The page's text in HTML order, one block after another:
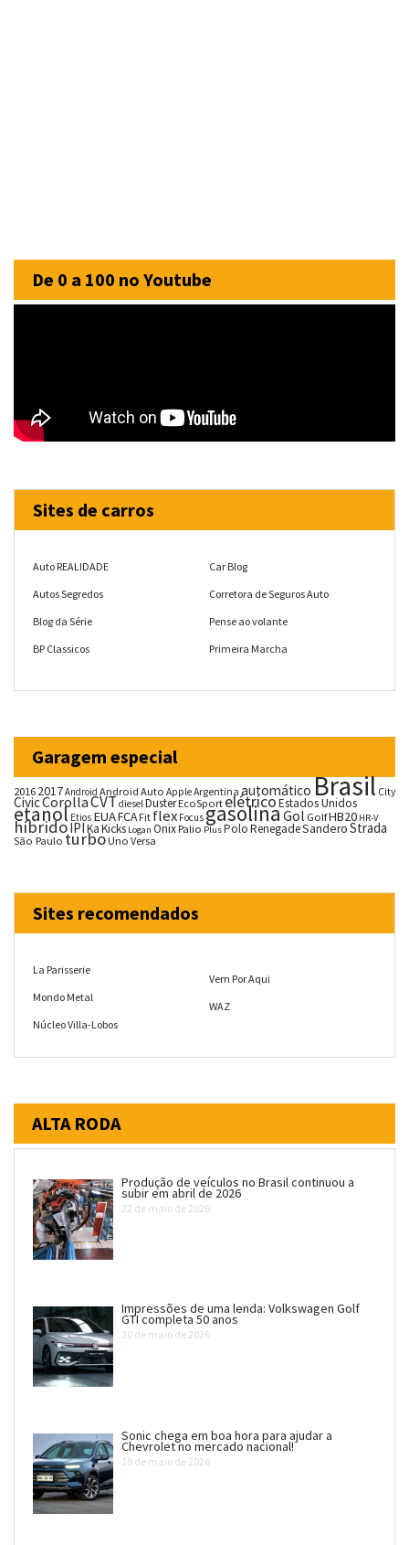
De 0 a 100 no Youtube
Sites de carros
Auto REALIDADE
Autos Segredos
Blog da Série
BP Classicos
Car Blog
Corretora de Seguros Auto
Pense ao volante
Primeira Marcha
Garagem especial
20162017Android Android Auto AppleArgentina automáticoBrasil City
CivicCorollaCVTdieselDusterEcoSportelétricoEstados Unidos
etanol Etios EUAFCA Fit flex FocusgasolinaGol GolfHB20 HR-V
híbridoIPIKaKicks Logan OnixPalio PlusPoloRenegadeSanderoStrada
São Paulo turboUno Versa
Sites recomendados
La Parisserie
Mondo Metal
Núcleo Villa-Lobos
Vem Por Aqui
WAZ
ALTA RODA
Produção de veículos no Brasil continuou a
subir em abril de 2026
22 de maio de 2026
Impressões de uma lenda: Volkswagen Golf
GTI completa 50 anos
20 de maio de 2026
Sonic chega em boa hora para ajudar a
Chevrolet no mercado nacional!
19 de maio de 2026